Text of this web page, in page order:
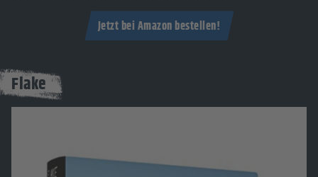
Jetzt bei Amazon bestellen!
Flake